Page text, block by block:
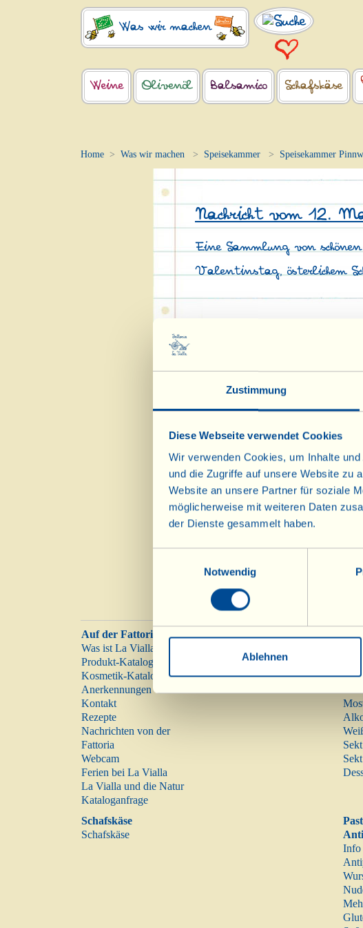
Zustimmung
Diese Webseite verwendet Cookies
Wir verwenden Cookies, um Inhalte
und die Zugriffe auf unsere Website zu
Website an unsere Partner für soziale
möglicherweise mit weiteren Daten
der Dienste gesammelt haben.
Notwendig
Ablehnen
Was wir machen
Weine Olivenöl Balsamico Schafskäse
Home Was wir machen Speisekammer Speisekammer
Nachricht vom 12.
Eine Sammlung von schönen
Valentinstag, österlichem
Auf der Fattoria
Was ist La Vialla
Produkt-Katalog
Kosmetik-Katalog
Anerkennungen
Kontakt
Rezepte
Nachrichten von der
Fattoria
Webcam
Ferien bei La Vialla
La Vialla und die Natur
Kataloganfrage
Sekt
Schafskäse
Schafskäse
Info